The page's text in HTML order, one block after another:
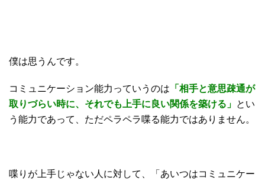
僕は思うんです。
コミュニケーション能力っていうのは 「相手と意思疎通が
取りづらい時に、 それでも上手に良い関係を築ける」 とい
う能力であって、ただペラペラ喋る能力ではありません。
喋りが上手じゃない人に対して、「あいつはコミュニケー